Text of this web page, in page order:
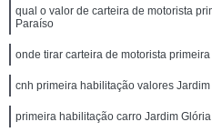
qual o valor de carteira de motorista
Paraíso
onde tirar carteira de motorista
cnh primeira habilitação valores
primeira habilitação carro Jardim Glória